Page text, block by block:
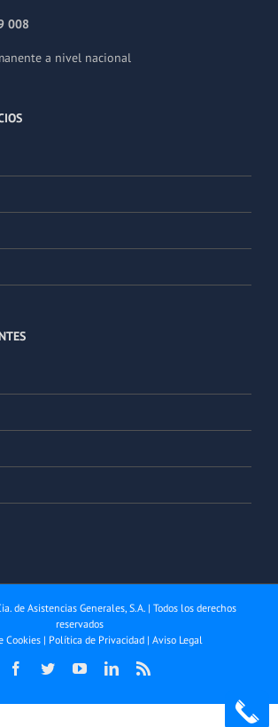
008
a nivel nacional
de Asistencias Generales, S.A. | Todos los derechos
reservados
Cookies | Política de Privacidad | Aviso Legal
Facebook
TwitterYouTubeLinkedIn